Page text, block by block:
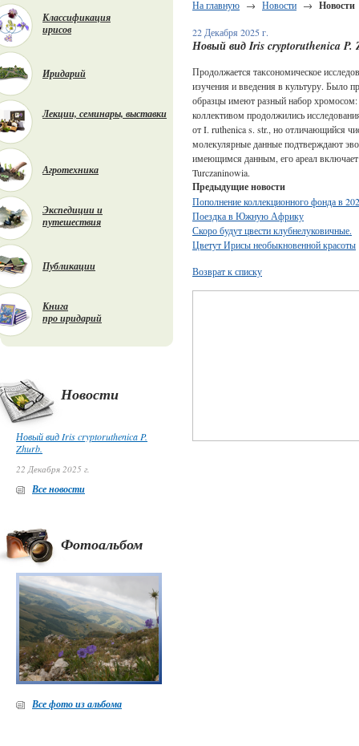
Классификация
ирисов
Иридарий
Лекции, семинары, выставки
Агротехника
Экспедиции и
путешествия
Публикации
Книга
про иридарий
Новости
Новый вид Iris cryptoruthenica P.
Zhurb.
22 Декабря 2025 г.
Все новости
Фотоальбом
Все фото из альбома
На главную → Новости → Новости
22 Декабря 2025 г.
Новый вид Iris cryptoruthenica P.
Продолжается таксономическое
изучения и введения в культуру. Было
образцы имеют разный набор
коллективом продолжились
от I. ruthenica s. str., но отличающийся
молекулярные данные подтверждают
имеющимся данным, его ареал
Turczaninowia.
Предыдущие новости
Пополнение коллекционного фонда в
Поездка в Южную Африку
Скоро будут цвести клубнелуковичные.
Цветут Ирисы необыкновенной красоты
Возврат к списку